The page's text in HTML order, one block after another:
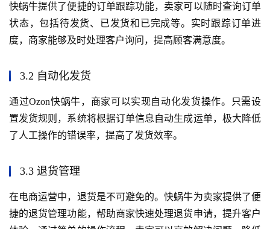
快蜗牛提供了便捷的订单跟踪功能，卖家可以随时查询订单
状态，包括待发货、已发货和已完成等。实时跟踪订单进
度，商家能够及时处理客户询问，提高顾客满意度。
3.2 自动化发货
通过Ozon快蜗牛，商家可以实现自动化发货操作。只需设
置发货规则，系统将根据订单信息自动生成运单，极大降低
了人工操作的错误率，提高了发货效率。
3.3 退货管理
在电商运营中，退货是不可避免的。快蜗牛为卖家提供了便
捷的退货管理功能，帮助商家快速处理退货申请，提升客户